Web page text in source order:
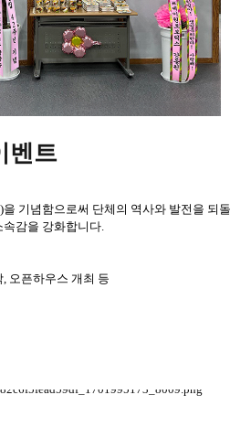
벤트
기념함으로써 단체의 역사와 발전을 되돌
감을 강화합니다.
오픈하우스 개최 등